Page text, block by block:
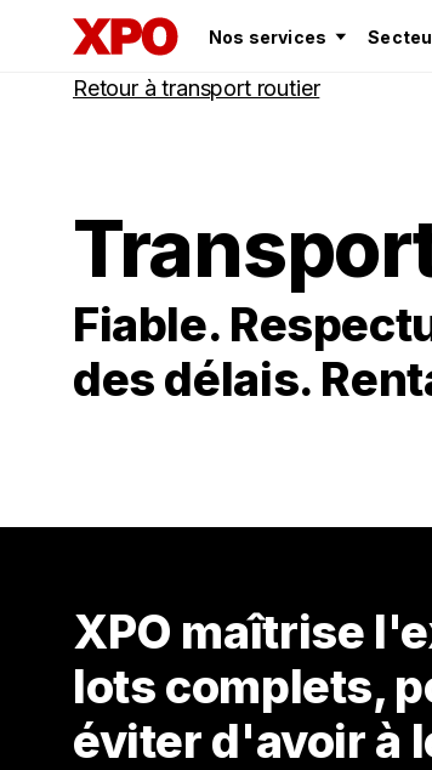
Nos services
Retour à transport routier
Fiable.
des délais.
XPO maîtrise
lots complets,
éviter d'avoir à